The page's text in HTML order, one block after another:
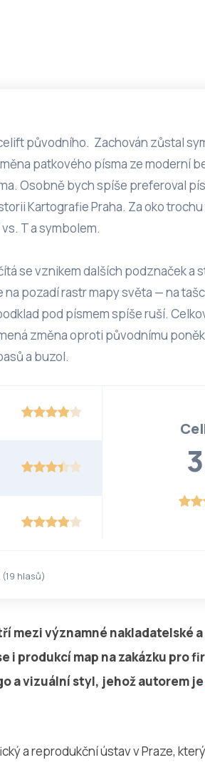
původního. Zachován zůstal
patkového písma ze moderní
Osobně bych spíše preferoval
Kartografie Praha. Za oko
T a symbolem.
se vznikem dalších podznaček a
pozadí rastr mapy světa — na
pod písmem spíše ruší.
změna oproti původnímu
a buzol.
(19 hlasů)
mezi významné nakladatelské
i produkcí map na zakázku pro
a vizuální styl, jehož autorem je
a reprodukční ústav v Praze,